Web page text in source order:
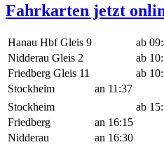
Fahrkarten jetzt
Hanau Hbf Gleis 9
ab
Nidderau Gleis 2
ab
Friedberg Gleis 11
ab
Stockheim
an 11:37
Stockheim
ab
Friedberg
an 16:15
Nidderau
an 16:30